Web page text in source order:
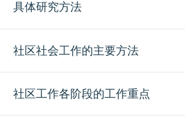
具体研究方法
社区社会工作的主要方法
社区工作各阶段的工作重点